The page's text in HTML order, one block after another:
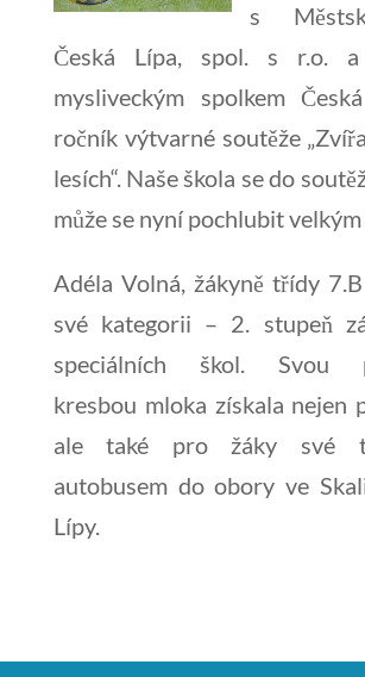
s
Česká Lípa, spol. s r.o. a
mysliveckým spolkem
ročník výtvarné soutěže
lesích“. Naše škola se do
může se nyní pochlubit velkým
Adéla Volná, žákyně třídy
své kategorii – 2. stupeň
speciálních škol. Svou
kresbou mloka získala nejen
ale také pro žáky své
autobusem do obory ve
Lípy.